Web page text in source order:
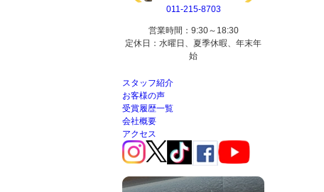
011-215-8703
営業時間：9:30～18:30
定休日：水曜日、夏季休暇、年末年
始
スタッフ紹介
お客様の声
受賞履歴一覧
会社概要
アクセス